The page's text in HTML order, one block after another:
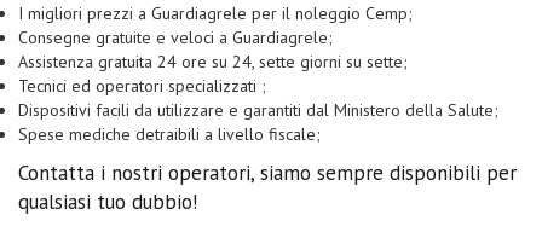
I migliori prezzi a Guardiagrele per il noleggio Cemp;
Consegne gratuite e veloci a Guardiagrele;
Assistenza gratuita 24 ore su 24, sette giorni su sette;
Tecnici ed operatori specializzati ;
Dispositivi facili da utilizzare e garantiti dal Ministero della Salute;
Spese mediche detraibili a livello fiscale;
Contatta i nostri operatori, siamo sempre disponibili per
qualsiasi tuo dubbio!